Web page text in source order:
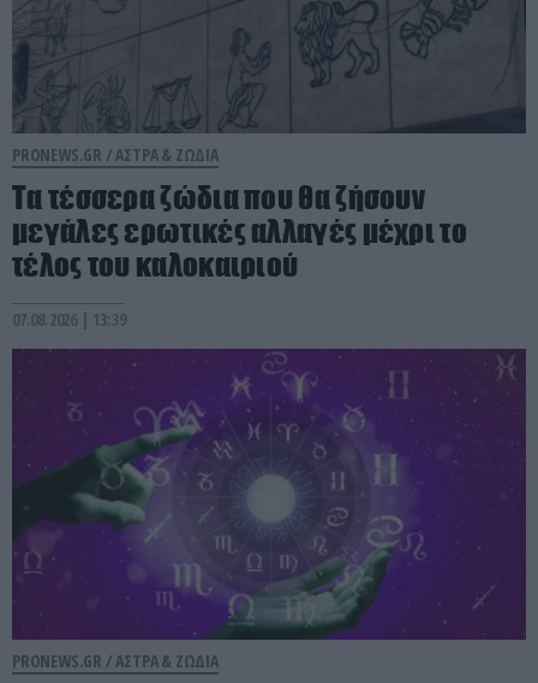
PRONEWS.GR /ΑΣΤΡΑ & ΖΩΔΙΑ
Τα τέσσερα ζώδια που θα ζήσουν
μεγάλες ερωτικές αλλαγές μέχρι το
τέλος του καλοκαιριού
07.08.2026 | 13:39
PRONEWS.GR / ΑΣΤΡΑ & ΖΩΔΙΑ